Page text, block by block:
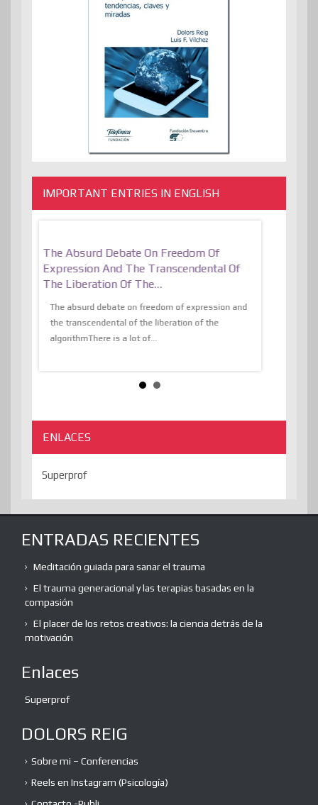
IMPORTANT ENTRIES IN ENGLISH
The Absurd Debate On Freedom Of
Expression And The Transcendental Of
The Liberation Of The…
The absurd debate on freedom of expression and
the transcendental of the liberation of the
algorithmThere is a lot of...
ENLACES
Superprof
ENTRADAS RECIENTES
Meditación guiada para sanar el trauma
El trauma generacional y las terapias basadas en la
compasión
El placer de los retos creativos: la ciencia detrás de la
motivación
Enlaces
Superprof
DOLORS REIG
Sobre mi – Conferencias
Reels en Instagram (Psicología)